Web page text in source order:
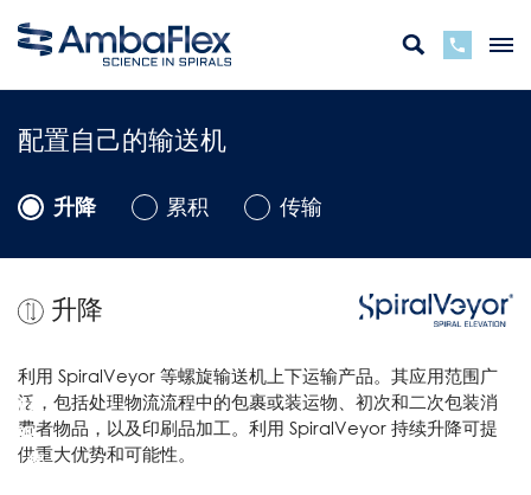
配置自己的输送机
升降 累积 传输
升降
利用 SpiralVeyor 等螺旋输送机上下运输产品。其应用范围广
泛，包括处理物流流程中的包裹或装运物、初次和二次包装消
费者物品，以及印刷品加工。利用 SpiralVeyor 持续升降可提
供重大优势和可能性。
观看
此视
，您